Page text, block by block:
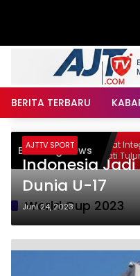
BERITA TERBARU
Breaking News
Perkuat
Bupati
Antikorupsi di
World Cup 2023
AJTTV SPORT
Indonesia
Dunia U-17
Juni 24, 2023